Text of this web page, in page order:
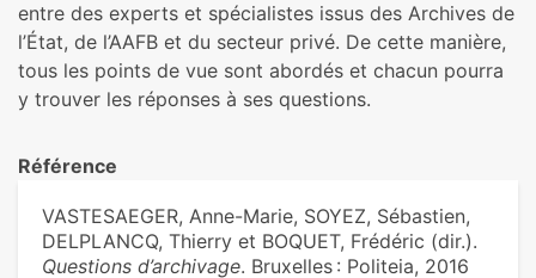
entre des experts et spécialistes issus des Archives de
l’État, de l’AAFB et du secteur privé. De cette manière,
tous les points de vue sont abordés et chacun pourra
y trouver les réponses à ses questions.
Référence
VASTESAEGER, Anne-Marie, SOYEZ, Sébastien,
DELPLANCQ, Thierry et BOQUET, Frédéric (dir.).
Questions d’archivage. Bruxelles : Politeia, 2016